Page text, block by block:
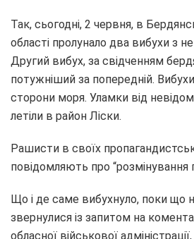
Так, сьогодні, 2 червня, в
області пролунало два вибухи з
Другий вибух, за свідченням
потужніший за попередній.
сторони моря. Уламки від
летіли в район Ліски.
Рашисти в своїх
повідомляють про “розмінування
Що і де саме вибухнуло, поки що
звернулися із запитом на
обласної військової